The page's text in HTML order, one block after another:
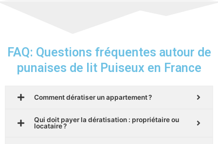
FAQ: Questions fréquentes autour de
punaises de lit Puiseux en France
Comment dératiser un appartement ?
Qui doit payer la dératisation : propriétaire ou
locataire ?